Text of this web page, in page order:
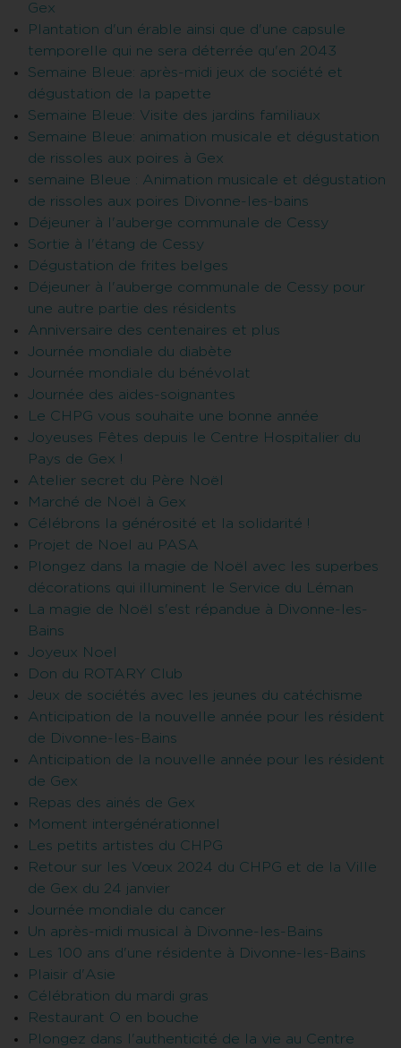
Gex
Plantation d'un érable ainsi que d'une capsule
temporelle qui ne sera déterrée qu'en 2043
Semaine Bleue: après-midi jeux de société et
dégustation de la papette
Semaine Bleue: Visite des jardins familiaux
Semaine Bleue: animation musicale et dégustation
de rissoles aux poires à Gex
semaine Bleue : Animation musicale et dégustation
de rissoles aux poires Divonne-les-bains
Déjeuner à l'auberge communale de Cessy
Sortie à l'étang de Cessy
Dégustation de frites belges
Déjeuner à l'auberge communale de Cessy pour
une autre partie des résidents
Anniversaire des centenaires et plus
Journée mondiale du diabète
Journée mondiale du bénévolat
Journée des aides-soignantes
Le CHPG vous souhaite une bonne année
Joyeuses Fêtes depuis le Centre Hospitalier du
Pays de Gex !
Atelier secret du Père Noël
Marché de Noël à Gex
Célébrons la générosité et la solidarité !
Projet de Noel au PASA
Plongez dans la magie de Noël avec les superbes
décorations qui illuminent le Service du Léman
La magie de Noël s'est répandue à Divonne-les-
Bains
Joyeux Noel
Don du ROTARY Club
Jeux de sociétés avec les jeunes du catéchisme
Anticipation de la nouvelle année pour les résident
de Divonne-les-Bains
Anticipation de la nouvelle année pour les résident
de Gex
Repas des ainés de Gex
Moment intergénérationnel
Les petits artistes du CHPG
Retour sur les Vœux 2024 du CHPG et de la Ville
de Gex du 24 janvier
Journée mondiale du cancer
Un après-midi musical à Divonne-les-Bains
Les 100 ans d'une résidente à Divonne-les-Bains
Plaisir d'Asie
Célébration du mardi gras
Restaurant O en bouche
Plongez dans l'authenticité de la vie au Centre